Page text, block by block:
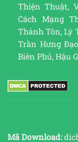
Thiện Thuật,
Cách Mạng
Thánh Tôn, Lý
Trần Hưng
Biên Phủ, Hậu
Mã Download: